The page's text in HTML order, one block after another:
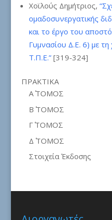
Χοϊλούς Δημήτριος,
ομαδοσυνεργατικής
και το έργο του
Γυμνασίου Δ.Ε. 6) με τη
Τ.Π.Ε.”[319-324]
ΠΡΑΚΤΙΚΑ
Α΄ ΤΟΜΟΣ
Β΄ ΤΟΜΟΣ
Γ΄ ΤΟΜΟΣ
Δ΄ ΤΟΜΟΣ
Στοιχεία Έκδοσης